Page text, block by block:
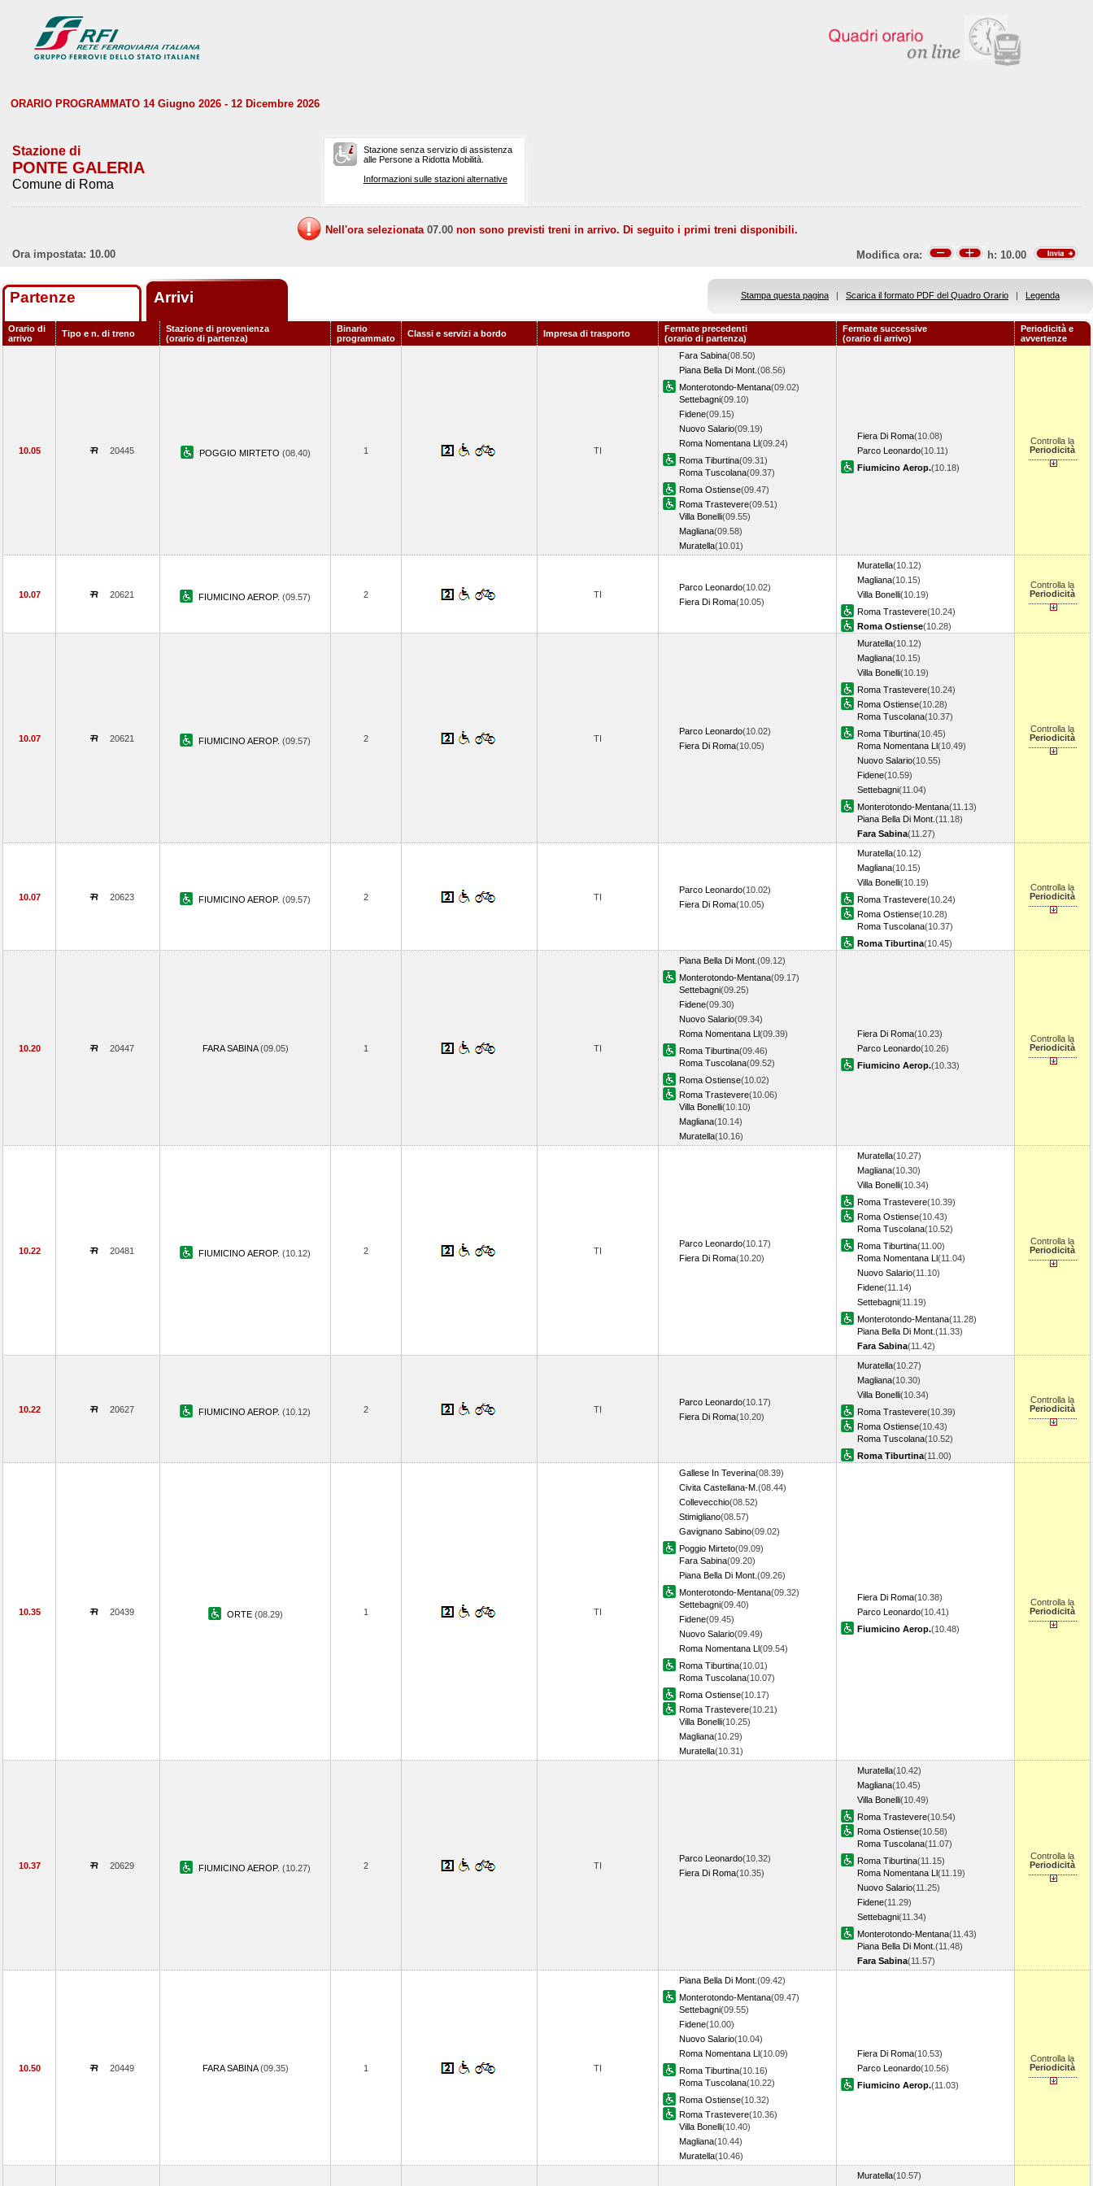
ORARIO PROGRAMMATO 14 Giugno 2026 - 12 Dicembre 2026
Stazione di
PONTE GALERIA
Comune di Roma
Stazione senza servizio di assistenza
alle Persone a Ridotta Mobilità.
Informazioni sulle stazioni alternative
Nell'ora selezionata 07.00 non sono previsti treni in arrivo. Di seguito i primi treni disponibili.
Ora impostata: 10.00
Modifica ora: h: 10.00
Partenze Arrivi Stampa questa pagina | Scarica il formato PDF del Quadro Orario | Legenda
Orario di
arrivo
Tipo e n. di treno
Stazione di provenienza
(orario di partenza)
Binario
programmato
Classi e servizi a bordo Impresa di trasporto
Fermate precedenti
(orario di partenza)
Fermate successive
(orario di arrivo)
Periodicità e
avvertenze
10.05 20445 POGGIO MIRTETO (08.40) 1 TI
Fara Sabina(08.50)
Piana Bella Di Mont. (08.56)
Monterotondo-Mentana(09.02)
Settebagni(09.10)
Fidene(09.15)
Nuovo Salario(09.19)
Roma Nomentana Ll(09.24)
Roma Tiburtina(09.31)
Roma Tuscolana(09.37)
Roma Ostiense(09.47)
Roma Trastevere(09.51)
Villa Bonelli(09.55)
Magliana(09.58)
Muratella(10.01)
Fiera Di Roma(10.08)
Parco Leonardo(10.11)
Fiumicino Aerop.(10.18)
Controlla la
Periodicità
10.07 20621 FIUMICINO AEROP. (09.57) 2 TI
Parco Leonardo(10.02)
Fiera Di Roma(10.05)
Muratella(10.12)
Magliana(10.15)
Villa Bonelli(10.19)
Roma Trastevere(10.24)
Roma Ostiense(10.28)
Controlla la
Periodicità
10.07 20621 FIUMICINO AEROP. (09.57) 2 TI
Parco Leonardo(10.02)
Fiera Di Roma(10.05)
Muratella(10.12)
Magliana(10.15)
Villa Bonelli(10.19)
Roma Trastevere(10.24)
Roma Ostiense(10.28)
Roma Tuscolana(10.37)
Roma Tiburtina(10.45)
Roma Nomentana Ll(10.49)
Nuovo Salario(10.55)
Fidene(10.59)
Settebagni(11.04)
Monterotondo-Mentana(11.13)
Piana Bella Di Mont. (11.18)
Fara Sabina(11.27)
Controlla la
Periodicità
10.07 20623 FIUMICINO AEROP. (09.57) 2 TI
Parco Leonardo(10.02)
Fiera Di Roma(10.05)
Muratella(10.12)
Magliana(10.15)
Villa Bonelli(10.19)
Roma Trastevere(10.24)
Roma Ostiense(10.28)
Roma Tuscolana(10.37)
Roma Tiburtina(10.45)
Controlla la
Periodicità
10.20 20447 FARA SABINA(09.05) 1 TI
Piana Bella Di Mont. (09.12)
Monterotondo-Mentana(09.17)
Settebagni(09.25)
Fidene(09.30)
Nuovo Salario(09.34)
Roma Nomentana Ll(09.39)
Roma Tiburtina(09.46)
Roma Tuscolana(09.52)
Roma Ostiense(10.02)
Roma Trastevere(10.06)
Villa Bonelli(10.10)
Magliana(10.14)
Muratella(10.16)
Fiera Di Roma(10.23)
Parco Leonardo(10.26)
Fiumicino Aerop.(10.33)
Controlla la
Periodicità
10.22 20481 FIUMICINO AEROP. (10.12) 2 TI
Parco Leonardo(10.17)
Fiera Di Roma(10.20)
Muratella(10.27)
Magliana(10.30)
Villa Bonelli(10.34)
Roma Trastevere(10.39)
Roma Ostiense(10.43)
Roma Tuscolana(10.52)
Roma Tiburtina(11.00)
Roma Nomentana Ll(11.04)
Nuovo Salario(11.10)
Fidene(11.14)
Settebagni(11.19)
Monterotondo-Mentana(11.28)
Piana Bella Di Mont. (11.33)
Fara Sabina(11.42)
Controlla la
Periodicità
10.22 20627 FIUMICINO AEROP. (10.12) 2 TI
Parco Leonardo(10.17)
Fiera Di Roma(10.20)
Muratella(10.27)
Magliana(10.30)
Villa Bonelli(10.34)
Roma Trastevere(10.39)
Roma Ostiense(10.43)
Roma Tuscolana(10.52)
Roma Tiburtina(11.00)
Controlla la
Periodicità
10.35 20439 ORTE (08.29) 1 TI
Gallese In Teverina(08.39)
Civita Castellana-M. (08.44)
Collevecchio(08.52)
Stimigliano(08.57)
Gavignano Sabino(09.02)
Poggio Mirteto(09.09)
Fara Sabina(09.20)
Piana Bella Di Mont. (09.26)
Monterotondo-Mentana(09.32)
Settebagni(09.40)
Fidene(09.45)
Nuovo Salario(09.49)
Roma Nomentana Ll(09.54)
Roma Tiburtina(10.01)
Roma Tuscolana(10.07)
Roma Ostiense(10.17)
Roma Trastevere(10.21)
Villa Bonelli(10.25)
Magliana(10.29)
Muratella(10.31)
Fiera Di Roma(10.38)
Parco Leonardo(10.41)
Fiumicino Aerop.(10.48)
Controlla la
Periodicità
10.37 20629 FIUMICINO AEROP. (10.27) 2 TI
Parco Leonardo(10.32)
Fiera Di Roma(10.35)
Muratella(10.42)
Magliana(10.45)
Villa Bonelli(10.49)
Roma Trastevere(10.54)
Roma Ostiense(10.58)
Roma Tuscolana(11.07)
Roma Tiburtina(11.15)
Roma Nomentana Ll(11.19)
Nuovo Salario(11.25)
Fidene(11.29)
Settebagni(11.34)
Monterotondo-Mentana(11.43)
Piana Bella Di Mont. (11.48)
Fara Sabina(11.57)
Controlla la
Periodicità
10.50 20449 FARA SABINA(09.35) 1 TI
Piana Bella Di Mont. (09.42)
Monterotondo-Mentana(09.47)
Settebagni(09.55)
Fidene(10.00)
Nuovo Salario(10.04)
Roma Nomentana Ll(10.09)
Roma Tiburtina(10.16)
Roma Tuscolana(10.22)
Roma Ostiense(10.32)
Roma Trastevere(10.36)
Villa Bonelli(10.40)
Magliana(10.44)
Muratella(10.46)
Fiera Di Roma(10.53)
Parco Leonardo(10.56)
Fiumicino Aerop.(11.03)
Controlla la
Periodicità
Muratella(10.57)